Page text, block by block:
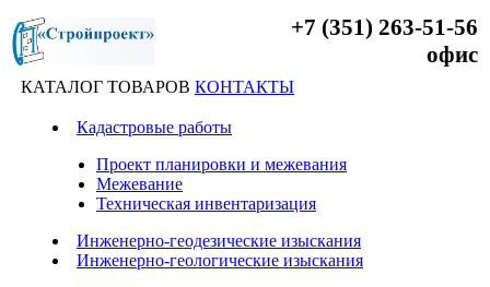
+7 (351) 263-51-56
офис
КАТАЛОГ ТОВАРОВ КОНТАКТЫ
Кадастровые работы
Проект планировки и межевания
Межевание
Техническая инвентаризация
Инженерно-геодезические изыскания
Инженерно-геологические изыскания